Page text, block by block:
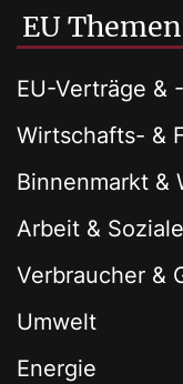
EU Themen
EU-Verträge &
Wirtschafts- &
Binnenmarkt &
Arbeit &
Verbraucher &
Umwelt
Energie